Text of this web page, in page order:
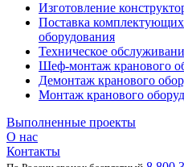
Изготовление
Поставка
оборудования
Техническое
Шеф-монтаж кранового
Демонтаж кранового
Монтаж кранового
Выполненные проекты
О нас
Контакты